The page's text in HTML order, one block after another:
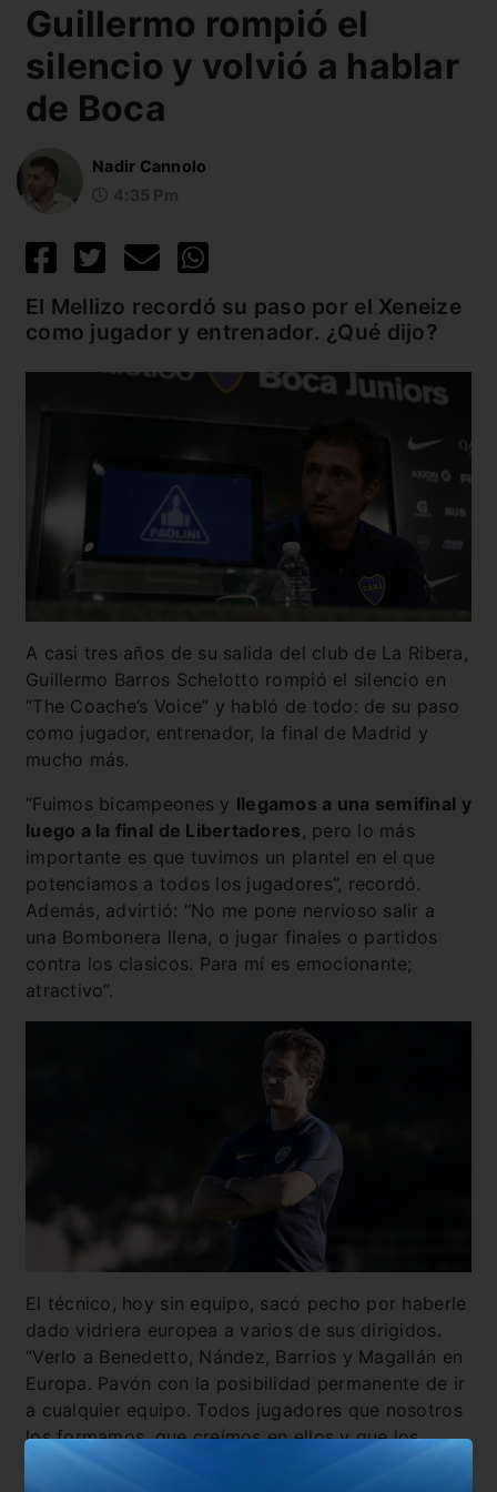
Guillermo rompió el
silencio y volvió a hablar
de Boca
Nadir Cannolo
El Mellizo recordó su paso por el Xeneize
como jugador y entrenador. ¿Qué dijo?
A casi tres años de su salida del club de La Ribera,
Guillermo Barros Schelotto rompió el silencio en
“The Coache’s Voice” y habló de todo: de su paso
como jugador, entrenador, la final de Madrid y
mucho más.
“Fuimos bicampeones y llegamos a una semifinal y
luego a la final de Libertadores , pero lo más
importante es que tuvimos un plantel en el que
potenciamos a todos los jugadores”, recordó.
Además, advirtió: “No me pone nervioso salir a
una Bombonera llena, o jugar finales o partidos
contra los clasicos. Para mí es emocionante;
atractivo”.
El técnico, hoy sin equipo, sacó pecho por haberle
dado vidriera europea a varios de sus dirigidos.
“Verlo a Benedetto, Nández, Barrios y Magallán en
Europa. Pavón con la posibilidad permanente de ir
a cualquier equipo. Todos jugadores que nosotros
los formamos, que creímos en ellos y que los
trabajamos porque hicimos algo pensado”,